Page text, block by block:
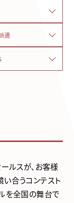
遣
ルスが、お客様
合うコンテスト
を全国の舞台で